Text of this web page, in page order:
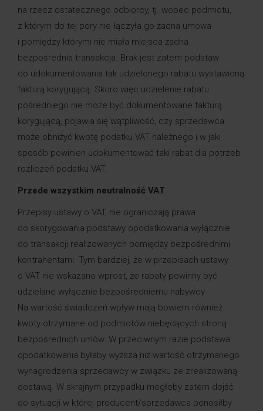
na rzecz ostatecznego odbiorcy, tj. wobec podmiotu,
z którym do tej pory nie łączyła go żadna umowa
i pomiędzy którymi nie miała miejsca żadna
bezpośrednia transakcja. Brak jest zatem podstaw
do udokumentowania tak udzielonego rabatu wystawioną
fakturą korygującą. Skoro więc udzielenie rabatu
pośredniego nie może być dokumentowane fakturą
korygującą, pojawia się wątpliwość, czy sprzedawca
może obniżyć kwotę podatku VAT należnego i w jaki
sposób powinien udokumentować taki rabat dla potrzeb
rozliczeń podatku VAT.
Przede wszystkim neutralność VAT
Przepisy ustawy o VAT, nie ograniczają prawa
do skorygowania podstawy opodatkowania wyłącznie
do transakcji realizowanych pomiędzy bezpośrednimi
kontrahentami. Tym bardziej, że w przepisach ustawy
o VAT nie wskazano wprost, że rabaty powinny być
udzielane wyłącznie bezpośredniemu nabywcy.
Na wartość świadczeń wpływ mają bowiem również
kwoty otrzymane od podmiotów niebędących stroną
bezpośrednich umów. W przeciwnym razie podstawa
opodatkowania byłaby wyższa niż wartość otrzymanego
wynagrodzenia sprzedawcy w związku ze zrealizowaną
dostawą. W skrajnym przypadku mogłoby zatem dojść
do sytuacji w której producent/sprzedawca ponosiłby